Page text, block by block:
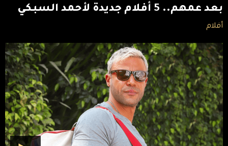
بعد عمهم.. 5 أفلام جديدة لأحمد السبكي
أفلام